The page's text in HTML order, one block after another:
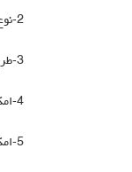
2-نوع پوشش و رنگ انتخابی مانند رنگ پودری یا رنگ الکتروستاتیکی
3-طرح های گرافیکی-هندسی-سه بعدی و طرح های به روز و مدرن
4-امکان اجرا بر روی نمای اصلی بر روی سطوح مختلف چوبی-فلزی-آجری-سنگی-روغنی
5-امکان اجرا به عنوان نمای دوم یا(نمای دو پوسته)بدون آنکه نمای اصلی ساختمان را تغییر دهیم